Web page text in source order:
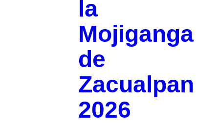
la
Mojiganga
de
Zacualpan
2026